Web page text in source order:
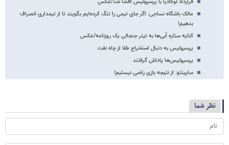
مالک باشگاه نساجی: اگر جای تیمی را تنگ کرده‌ایم بگویند تا از تیمداری انصراف
بدهیم!
کنایه ستاره آبی‌ها به تیتر جنجالی یک روزنامه/عکس
پرسپولیس به دنبال استخراج طلا از چاه نفت
پرسپولیس‌ها پاداش گرفتند
ساپینتو: از نتیجه بازی راضی نیستیم!
نظر شما